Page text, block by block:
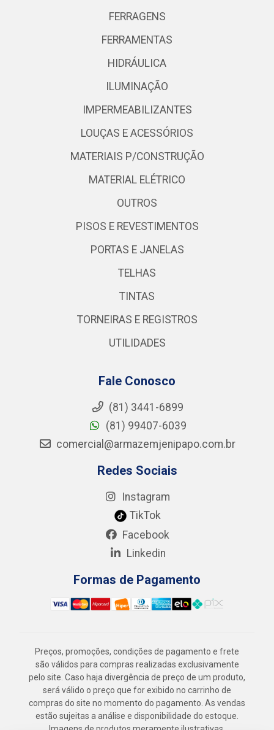
FERRAGENS
FERRAMENTAS
HIDRÁULICA
ILUMINAÇÃO
IMPERMEABILIZANTES
LOUÇAS E ACESSÓRIOS
MATERIAIS P/CONSTRUÇÃO
MATERIAL ELÉTRICO
OUTROS
PISOS E REVESTIMENTOS
PORTAS E JANELAS
TELHAS
TINTAS
TORNEIRAS E REGISTROS
UTILIDADES
Fale Conosco
(81) 3441-6899
(81) 99407-6039
comercial@armazemjenipapo.com.br
Redes Sociais
Instagram
TikTok
Facebook
Linkedin
Formas de Pagamento
Preços, promoções, condições de pagamento e frete
são válidos para compras realizadas exclusivamente
pelo site. Caso haja divergência de preço de um produto,
será válido o preço que for exibido no carrinho de
compras do site no momento do pagamento. As vendas
estão sujeitas a análise e disponibilidade do estoque.